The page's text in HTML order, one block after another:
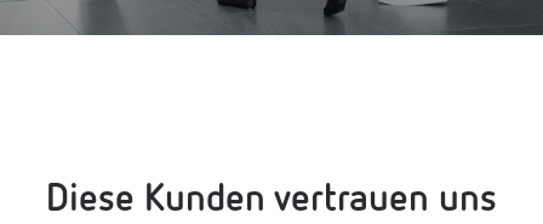
Diese Kunden vertrauen uns